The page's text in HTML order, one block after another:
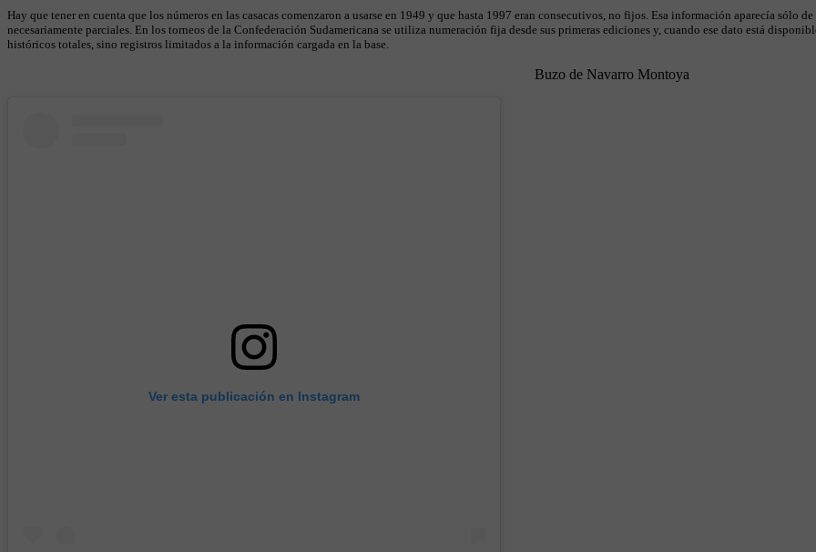
Hay que tener en cuenta que los números en las casacas comenzaron a usarse en 1949 y que hasta 1997 eran consecutivos, no fijos. Esa información aparecía sólo
necesariamente parciales. En los torneos de la Confederación Sudamericana se utiliza numeración fija desde sus primeras ediciones y, cuando ese dato está
históricos totales, sino registros limitados a la información cargada en la base.
Buzo de Navarro Montoya
Ver esta publicación en Instagram